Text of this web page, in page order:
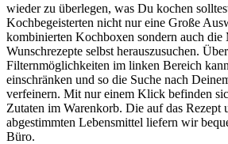
wieder zu überlegen, was Du kochen
Kochbegeisterten nicht nur eine Große
kombinierten Kochboxen sondern auch
Wunschrezepte selbst herauszusuchen.
Filternmöglichkeiten im linken Bereich
einschränken und so die Suche nach
verfeinern. Mit nur einem Klick befinden
Zutaten im Warenkorb. Die auf das Rezept
abgestimmten Lebensmittel liefern wir
Büro.